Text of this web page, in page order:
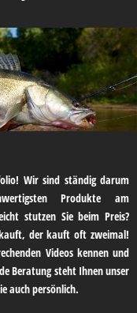
Wir sind ständig darum
Produkte am
stutzen Sie beim Preis?
der kauft oft zweimal!
Videos kennen und
Beratung steht Ihnen unser
auch persönlich.